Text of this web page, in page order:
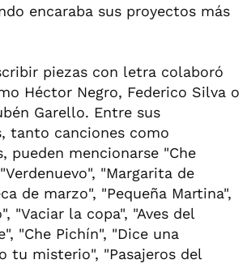
encaraba sus proyectos más
piezas con letra colaboró
Héctor Negro, Federico Silva o
Garello. Entre sus
tanto canciones como
pueden mencionarse "Che
"Margarita de
de marzo", "Pequeña Martina",
"Vaciar la copa", "Aves del
"Che Pichín", "Dice una
tu misterio", "Pasajeros del